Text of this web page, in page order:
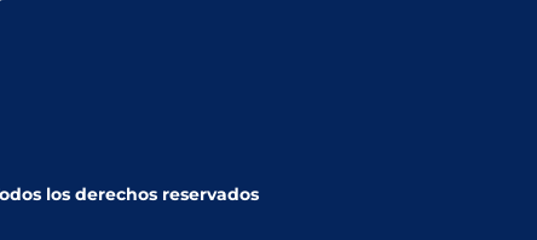
los derechos reservados